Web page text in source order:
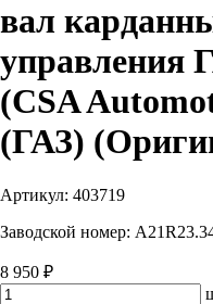
вал
управления
(CSA
(ГАЗ)
Артикул: 403719
Заводской номер:
8 950 ₽